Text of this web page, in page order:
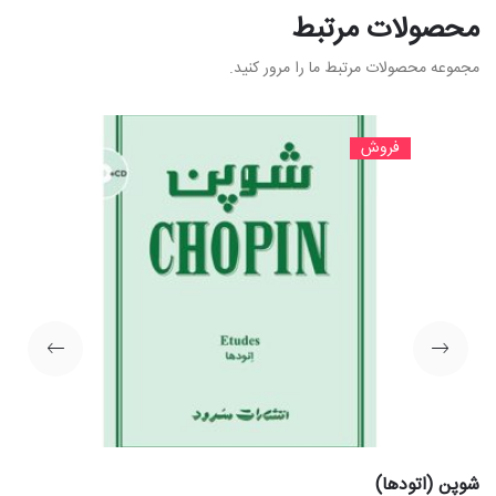
محصولات مرتبط
مجموعه محصولات مرتبط ما را مرور کنید.
فروش
شوپن (اتودها)